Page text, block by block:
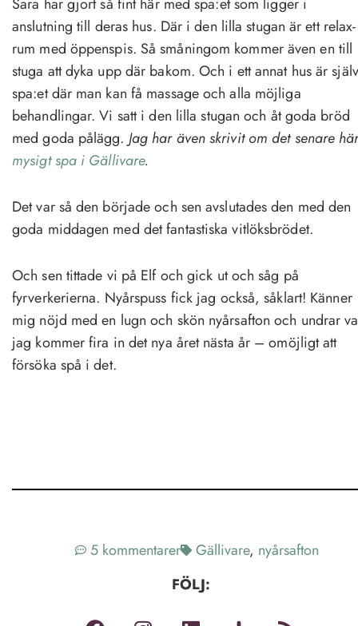
Sara har gjort så fint här med spa:et som ligger i
anslutning till deras hus. Där i den lilla stugan är ett relax-
rum med öppenspis. Så småningom kommer även en till
stuga att dyka upp där bakom. Och i ett annat hus är
spa:et där man kan få massage och alla möjliga
behandlingar. Vi satt i den lilla stugan och åt goda bröd
med goda pålägg. Jag har även skrivit om det senare
mysigt spa i Gällivare.
Det var så den började och sen avslutades den med den
goda middagen med det fantastiska vitlöksbrödet.
Och sen tittade vi på Elf och gick ut och såg på
fyrverkerierna. Nyårspuss fick jag också, såklart! Känner
mig nöjd med en lugn och skön nyårsafton och undrar
jag kommer fira in det nya året nästa år – omöjligt att
försöka spå i det.
5 kommentarer Gällivare, nyårsafton
FÖLJ: